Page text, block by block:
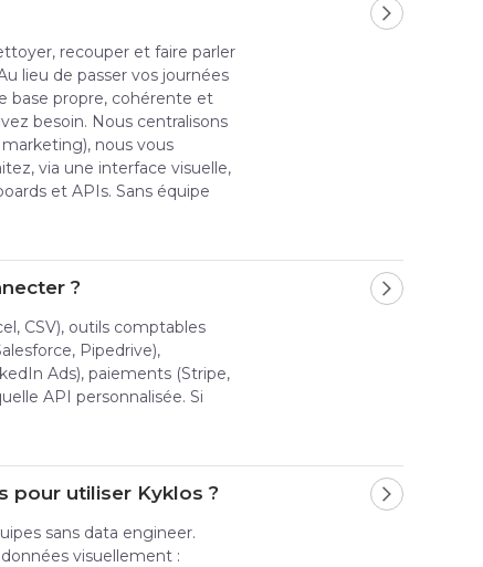
recouper et faire parler
lieu de passer vos journées
base propre, cohérente et
besoin. Nous centralisons
nous vous
via une interface visuelle,
et APIs. Sans équipe
?
CSV), outils comptables
Pipedrive),
Ads), paiements (Stripe,
API personnalisée. Si
pour utiliser Kyklos ?
sans data engineer.
visuellement :